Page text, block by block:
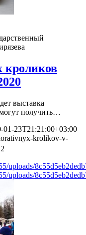
кроликов
выставка
получить…
01-23T21:21:00+03:00
krolikov-v-
2
uploads/
uploads/